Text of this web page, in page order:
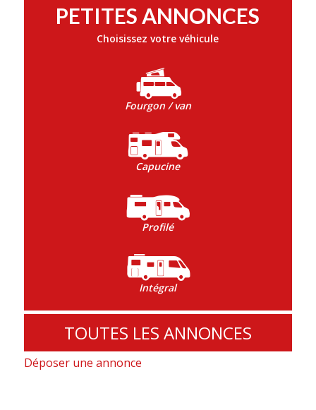
PETITES ANNONCES
Choisissez votre véhicule
Fourgon / van
Capucine
Profilé
Intégral
TOUTES LES ANNONCES
Déposer une annonce